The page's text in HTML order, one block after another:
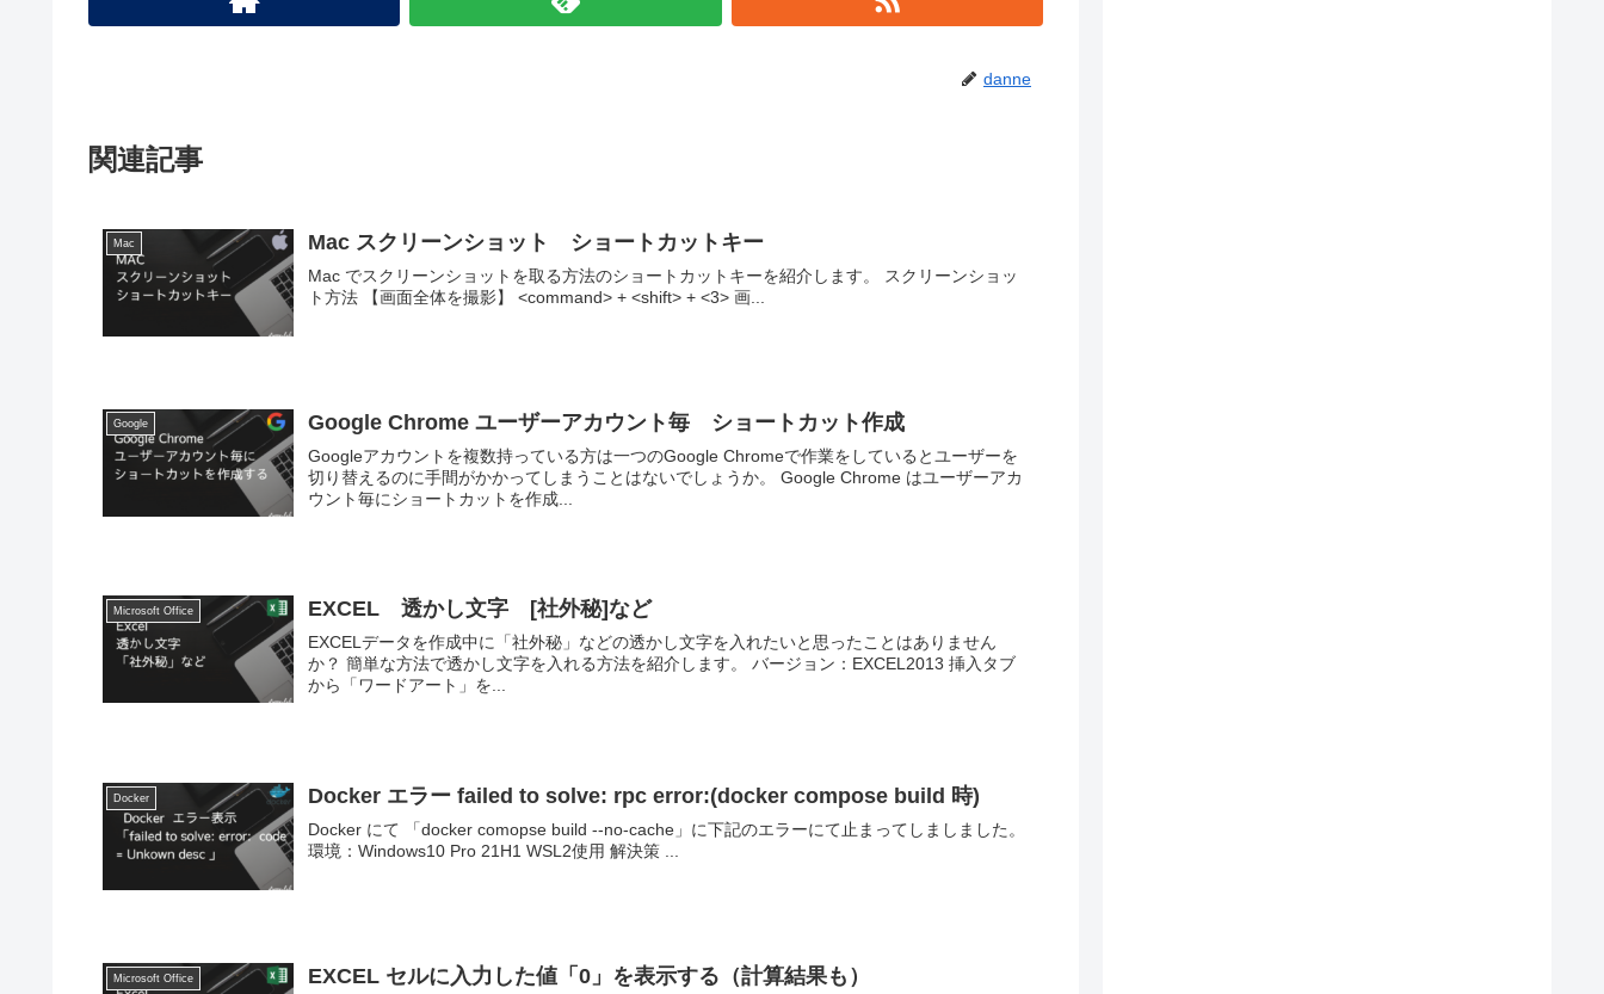
danne
関連記事
Mac Mac スクリーンショット ショートカットキー
Mac でスクリーンショットを取る方法のショートカットキーを紹介します。 スクリーンショッ
ト方法 【画面全体を撮影】 <command> + <shift> + <3> 画...
Google Google Chrome ユーザーアカウント毎 ショートカット作成
Googleアカウントを複数持っている方は一つのGoogle Chromeで作業をしているとユーザーを
切り替えるのに手間がかかってしまうことはないでしょうか。 Google Chrome はユーザーアカ
ウント毎にショートカットを作成...
Microsoft Office EXCEL 透かし文字 [社外秘]など
EXCELデータを作成中に「社外秘」などの透かし文字を入れたいと思ったことはありません
か？ 簡単な方法で透かし文字を入れる方法を紹介します。 バージョン：EXCEL2013 挿入タブ
から「ワードアート」を...
Docker Docker エラー failed to solve: rpc error:(docker compose build 時)
Docker にて 「docker comopse build --no-cache」に下記のエラーにて止まってしましました。
環境：Windows10 Pro 21H1 WSL2使用 解決策 ...
Microsoft Office EXCEL セルに入力した値「0」を表示する（計算結果も）